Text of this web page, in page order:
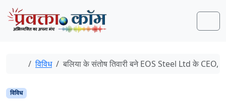
Skip to content
Skip to footer
Home
विविध बलिया के संतोष तिवारी बने EOS Steel Ltd के CEO,
विविध